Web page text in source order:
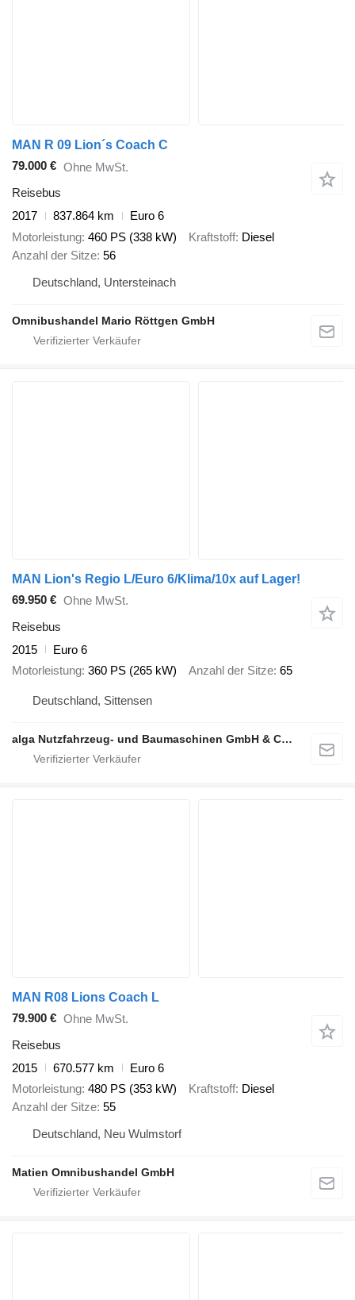
MAN R 09 Lion´s Coach C
79.000 € Ohne MwSt.
Reisebus
2017
837.864 km
Euro 6
Motorleistung 460 PS (338 kW) Kraftstoff Diesel
Anzahl der Sitze 56
Deutschland, Untersteinach
Omnibushandel Mario Röttgen GmbH
MAN Lion's Regio L/Euro 6/Klima/10x auf Lager!
69.950 € Ohne MwSt.
Reisebus
2015
Euro 6
Motorleistung 360 PS (265 kW) Anzahl der Sitze 65
Deutschland, Sittensen
alga Nutzfahrzeug- und Baumaschinen GmbH & Co. KG
MAN R08 Lions Coach L
79.900 € Ohne MwSt.
Reisebus
2015
670.577 km
Euro 6
Motorleistung 480 PS (353 kW) Kraftstoff Diesel
Anzahl der Sitze 55
Deutschland, Neu Wulmstorf
Matien Omnibushandel GmbH